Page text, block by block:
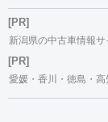
[PR]
新潟県の中古車情報
[PR]
愛媛・香川・徳島・